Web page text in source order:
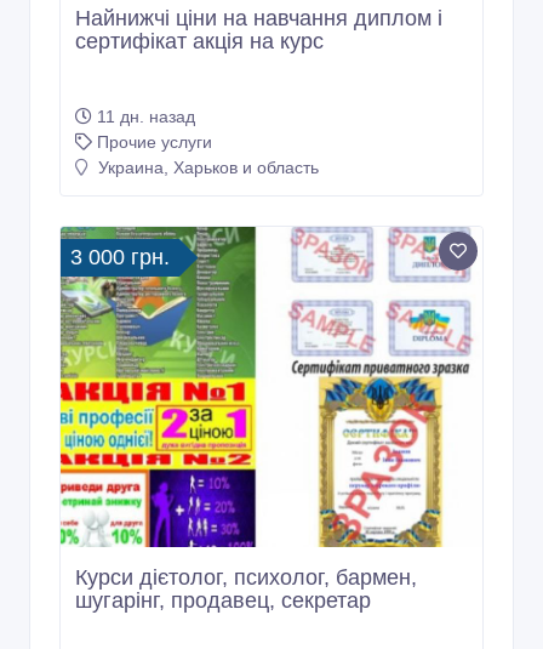
Найнижчі ціни на навчання диплом і
сертифікат акція на курс
11 дн. назад
Прочие услуги
Украина, Харьков и область
3 000 грн.
Курси дієтолог, психолог, бармен,
шугарінг, продавец, секретар